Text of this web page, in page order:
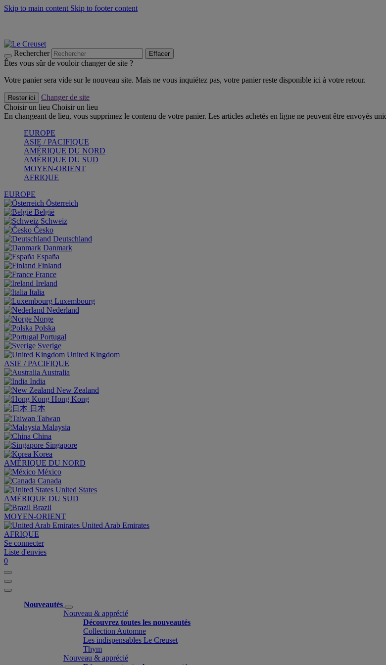
Skip to main content Skip to footer content
Rechercher Effacer
Êtes vous sûr de vouloir changer de site ?
Votre panier sera vide sur le nouveau site. Mais ne vous inquiétez pas, votre panier reste disponible ici à votre retour.
Rester ici
Changer de site
Choisir un lieu Choisir un lieu
En changeant de lieu, vous supprimez le contenu de votre panier. Les articles achetés en ligne ne peuvent être envoyés
EUROPE
ASIE / PACIFIQUE
AMÉRIQUE DU NORD
AMÉRIQUE DU SUD
MOYEN-ORIENT
AFRIQUE
EUROPE
Österreich
België
Schweiz
Česko
Deutschland
Danmark
España
Finland
France
Ireland
Italia
Luxembourg
Nederland
Norge
Polska
Portugal
Sverige
United Kingdom
ASIE / PACIFIQUE
Australia
India
New Zealand
Hong Kong
日本
Taiwan
Malaysia
China
Singapore
Korea
AMÉRIQUE DU NORD
México
Canada
United States
AMÉRIQUE DU SUD
Brazil
MOYEN-ORIENT
United Arab Emirates
AFRIQUE
Se connecter
Liste d'envies
0
Nouveautés
Nouveau & apprécié
Découvrez toutes les nouveautés
Collection Automne
Les indispensables Le Creuset
Thym
Nouveau & apprécié